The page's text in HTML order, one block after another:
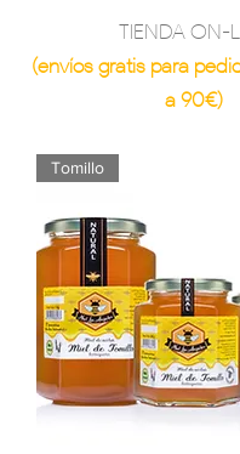
TIENDA ON-
(envíos gratis para
a 90€)
Tomillo